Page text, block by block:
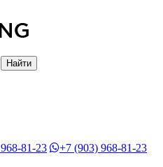
968-81-23 +7 (903) 968-81-23